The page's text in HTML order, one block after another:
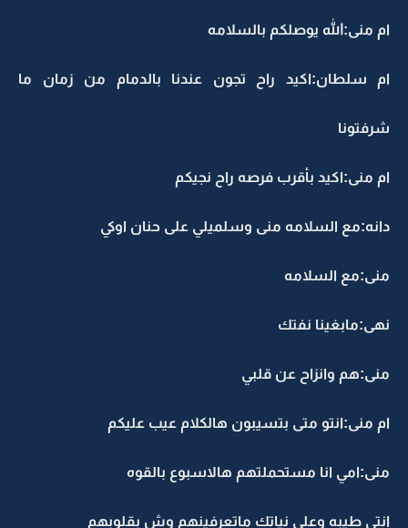
ام منى:الله يوصلكم بالسلامه
ام سلطان:اكيد راح تجون عندنا بالدمام من زمان ما
شرفتونا
ام منى:اكيد بأقرب فرصه راح نجيكم
دانه:مع السلامه منى وسلميلي على حنان اوكي
منى:مع السلامه
نهى:مابغينا نفتك
منى:هم وانزاح عن قلبي
ام منى:انتو متى بتسيبون هالكلام عيب عليكم
منى:امي انا مستحملتهم هالاسبوع بالقوه
انتي طيبه وعلى نياتك ماتعرفينهم وش بقلوبهم